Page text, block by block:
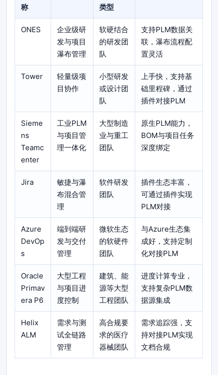
称
类型
ONES
企业级研
发与项目
瀑布管理
软硬结合
的研发团
队
支持PLM数据关
联，瀑布流程配
置灵活
Tower
轻量级项
目协作
小型研发
或设计团
队
上手快，支持基
础里程碑，通过
插件对接PLM
Sieme
ns
Teamc
enter
工业PLM
与项目管
理一体化
大型制造
业与重工
团队
原生PLM能力，
BOM与项目任务
深度绑定
Jira
敏捷与瀑
布混合管
理
软件研发
团队
插件生态丰富，
可通过插件实现
PLM对接
Azure
DevOp
s
端到端研
发与交付
管理
微软生态
的软硬件
团队
与Azure生态集
成好，支持定制
化对接PLM
Oracle
Primav
era P6
大型工程
与项目进
度控制
建筑、能
源等大型
工程团队
进度计算专业，
支持复杂PLM数
据源集成
Helix
ALM
需求与测
试全链路
管理
高合规要
求的医疗
器械团队
需求追踪强，支
持对接PLM实现
文档合规